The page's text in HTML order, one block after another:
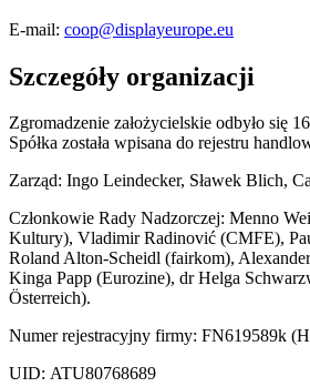
E-mail: coop@displayeurope.eu
Szczegóły organizacji
Zgromadzenie założycielskie odbyło się
Spółka została wpisana do rejestru
Zarząd: Ingo Leindecker, Sławek Blich,
Członkowie Rady Nadzorczej: Menno
Kultury), Vladimir Radinović (CMFE),
Roland Alton-Scheidl (fairkom),
Kinga Papp (Eurozine), dr Helga
Österreich).
Numer rejestracyjny firmy: FN619589k
UID: ATU80768689